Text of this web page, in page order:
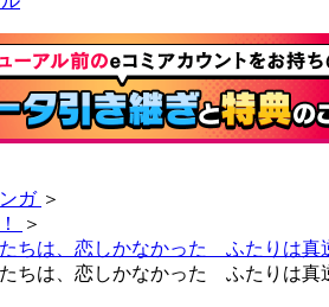
ガ ＞
＞
ちは、恋しかなかった ふたりは真
ちは、恋しかなかった ふたりは真